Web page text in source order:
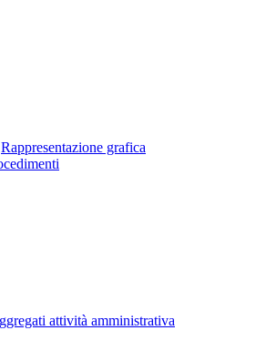
Rappresentazione grafica
attività amministrativa